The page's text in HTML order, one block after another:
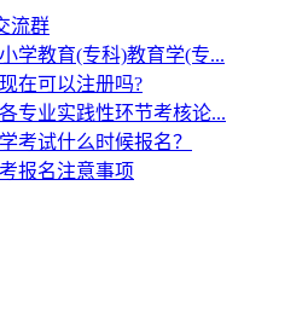
流群
学教育(专科)教育学(专...
在可以注册吗?
专业实践性环节考核论...
考试什么时候报名？
报名注意事项